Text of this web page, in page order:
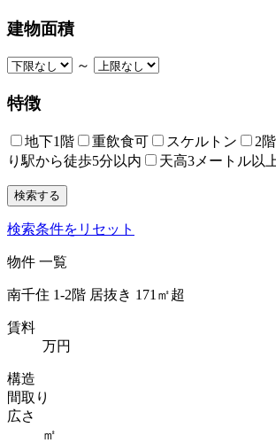
建物面積
～
特徴
地下1階 重飲食可 スケルトン 2
り駅から徒歩5分以内
天高3メートル以
検索条件をリセット
物件 一覧
南千住 1-2階 居抜き 171㎡超
賃料
万円
構造
間取り
広さ
㎡